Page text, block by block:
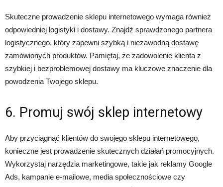
Skuteczne prowadzenie sklepu internetowego wymaga również
odpowiedniej logistyki i dostawy. Znajdź sprawdzonego partnera
logistycznego, który zapewni szybką i niezawodną dostawę
zamówionych produktów. Pamiętaj, że zadowolenie klienta z
szybkiej i bezproblemowej dostawy ma kluczowe znaczenie dla
powodzenia Twojego sklepu.
6. Promuj swój sklep internetowy
Aby przyciągnąć klientów do swojego sklepu internetowego,
konieczne jest prowadzenie skutecznych działań promocyjnych.
Wykorzystaj narzędzia marketingowe, takie jak reklamy Google
Ads, kampanie e-mailowe, media społecznościowe czy